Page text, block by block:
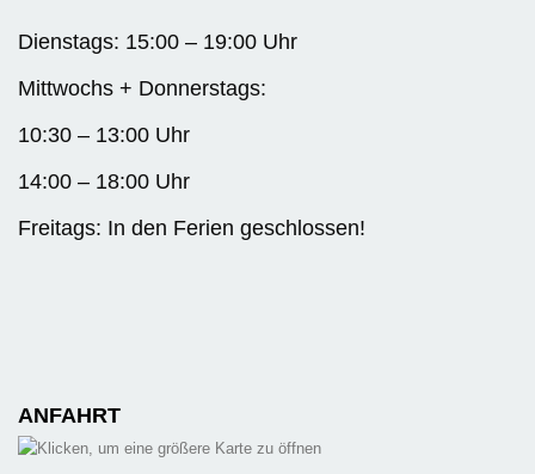
Dienstags: 15:00 – 19:00 Uhr
Mittwochs + Donnerstags:
10:30 – 13:00 Uhr
14:00 – 18:00 Uhr
Freitags: In den Ferien geschlossen!
ANFAHRT